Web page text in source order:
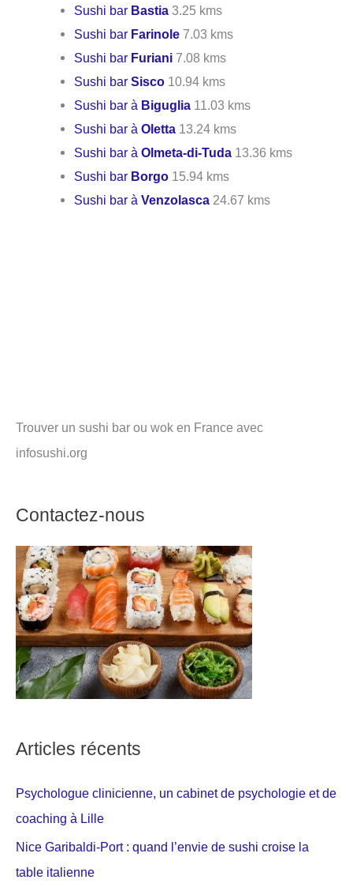
Sushi bar Bastia 3.25 kms
Sushi bar Farinole 7.03 kms
Sushi bar Furiani 7.08 kms
Sushi barSisco 10.94 kms
Sushi bar à Biguglia 11.03 kms
Sushi bar àOletta 13.24 kms
Sushi bar àOlmeta-di-Tuda 13.36 kms
Sushi bar Borgo 15.94 kms
Sushi bar àVenzolasca 24.67 kms
Trouver un sushi bar ou wok en France avec
infosushi.org
Contactez-nous
Articles récents
Psychologue clinicienne, un cabinet de psychologie et de
coaching à Lille
Nice Garibaldi-Port : quand l’envie de sushi croise la
table italienne